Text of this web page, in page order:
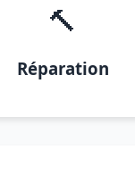
🔨
Réparation